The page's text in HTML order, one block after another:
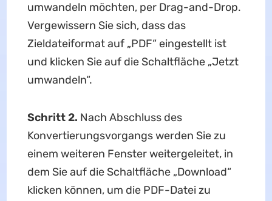
umwandeln möchten, per Drag-and-Drop.
Vergewissern Sie sich, dass das
Zieldateiformat auf „PDF“ eingestellt ist
und klicken Sie auf die Schaltfläche „Jetzt
umwandeln“.
Schritt 2. Nach Abschluss des
Konvertierungsvorgangs werden Sie zu
einem weiteren Fenster weitergeleitet, in
dem Sie auf die Schaltfläche „Download“
klicken können, um die PDF-Datei zu